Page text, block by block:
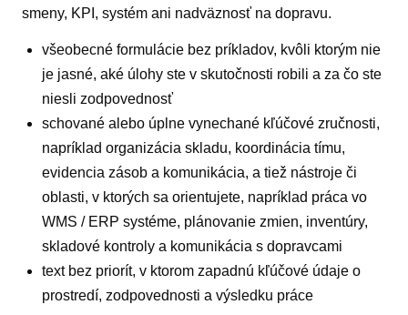
smeny, KPI, systém ani nadväznosť na dopravu.
všeobecné formulácie bez príkladov, kvôli ktorým nie
je jasné, aké úlohy ste v skutočnosti robili a za čo ste
niesli zodpovednosť
schované alebo úplne vynechané kľúčové zručnosti,
napríklad organizácia skladu, koordinácia tímu,
evidencia zásob a komunikácia, a tiež nástroje či
oblasti, v ktorých sa orientujete, napríklad práca vo
WMS / ERP systéme, plánovanie zmien, inventúry,
skladové kontroly a komunikácia s dopravcami
text bez priorít, v ktorom zapadnú kľúčové údaje o
prostredí, zodpovednosti a výsledku práce